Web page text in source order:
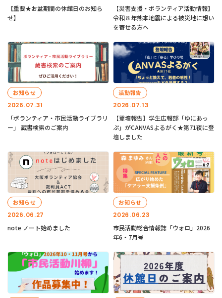
【重要★お盆期間の休館日のお知ら
せ】
【災害支援・ボランティア活動情報】
令和８年熊本地震による被災地に想い
を寄せる方へ
2026.07.31
お知らせ
「ボランティア・市民活動ライブラリ
ー」 蔵書検索のご案内
2026.07.13
活動報告
【登壇報告】学生広報部「ゆにあっ
ぷ」がCANVASよるがく★第71夜に登
壇しました
2026.06.27
お知らせ
note ノート始めました
2026.06.23
お知らせ
市民活動総合情報誌「ウォロ」2026
年6・7月号